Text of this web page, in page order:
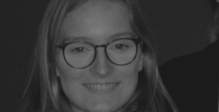
Drücke Enter zum Suchen oder ESC zum